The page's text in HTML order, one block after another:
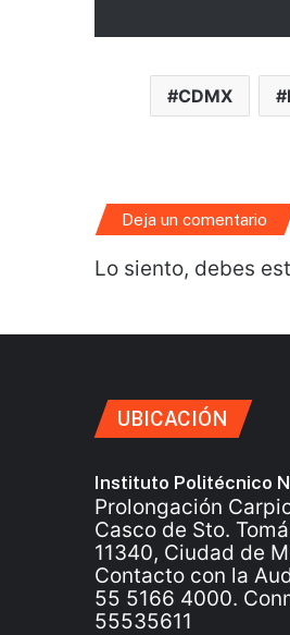
CDMX
Deja un comentario
Lo siento, debes
UBICACIÓN
Instituto Politécnico
Prolongación
Casco de Sto.
11340, Ciudad de
Contacto con la
55 5166 4000.
55535611